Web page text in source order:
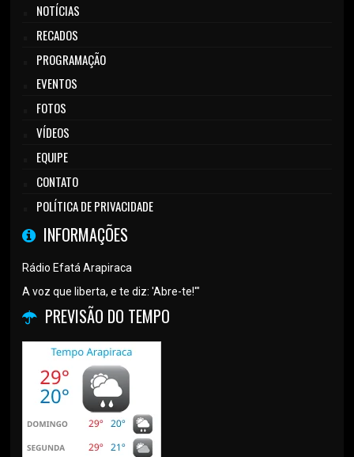
NOTÍCIAS
RECADOS
PROGRAMAÇÃO
EVENTOS
FOTOS
VÍDEOS
EQUIPE
CONTATO
POLÍTICA DE PRIVACIDADE
INFORMAÇÕES
Rádio Efatá Arapiraca
A voz que liberta, e te diz: 'Abre-te!'"
PREVISÃO DO TEMPO